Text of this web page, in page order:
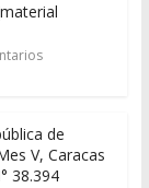
de
V, Caracas
38.394